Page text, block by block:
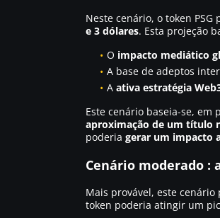
Neste cenário, o token PSG
e 3 dólares. Esta projeção
O impacto mediático
A base de adeptos
A ativa estratégia
Este cenário baseia-se,
aproximação de um título
poderia gerar um impacto
Cenário moderado :
Mais provável, este cenário
token poderia atingir um